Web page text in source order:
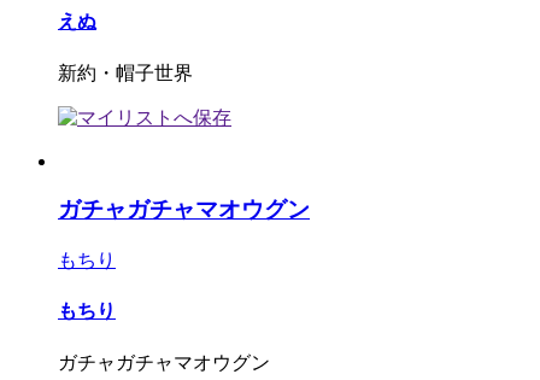
えぬ
新約・帽子世界
ガチャガチャマオウグン
もちり
もちり
ガチャガチャマオウグン